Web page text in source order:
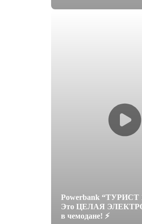
Powerbank “ТУРИСТ
Это ЦЕЛАЯ
в чемодане! ⚡